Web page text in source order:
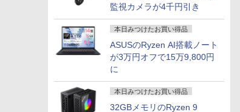
監視カメラが4千円引き
本日みつけたお買い得品
ASUSのRyzen AI搭載ノート
が3万円オフで15万9,800円
に
本日みつけたお買い得品
32GBメモリのRyzen 9